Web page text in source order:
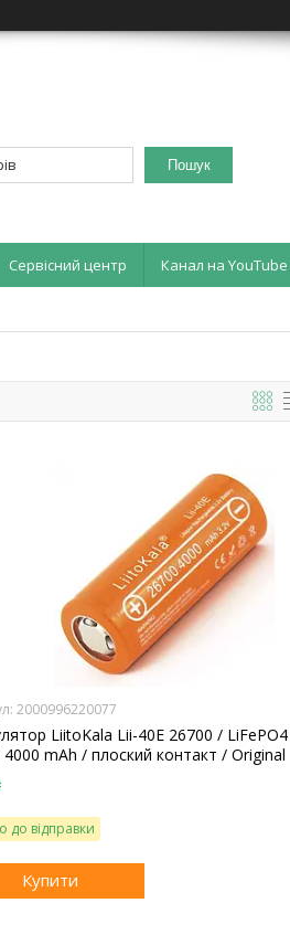
Пошук
Сервісний центр Канал на YouTube
2000996220077
LiitoKala Lii-40E 26700 /
mАh / плоский контакт / Original
до відправки
Купити